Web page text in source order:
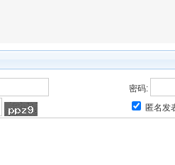
密码:
匿名发